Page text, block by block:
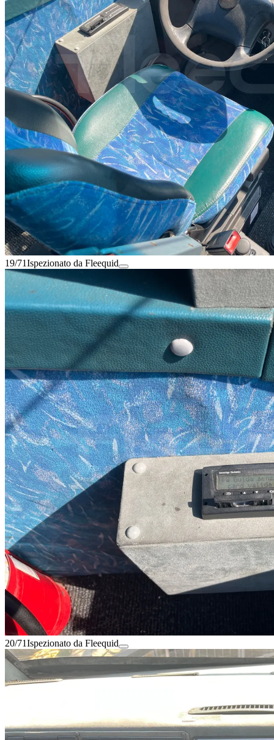
19/71Ispezionato da Fleequid
20/71Ispezionato da Fleequid